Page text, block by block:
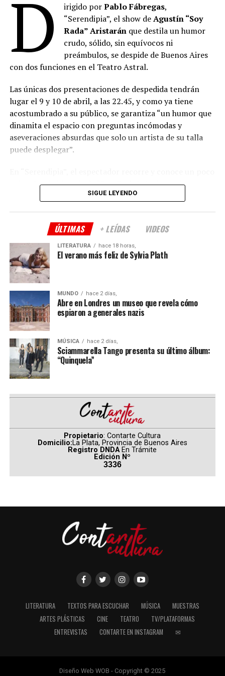
D irigido porPablo Fábregas,
“Serendipia”, el show deAgustín “Soy
Rada” Aristarán que destila un humor
crudo, sólido, sin equívocos ni
preámbulos, se despide de Buenos Aires
con dos funciones en el Teatro Astral.
Las únicas dos presentaciones de despedida tendrán
lugar el 9 y 10 de abril, a las 22.45, y como ya tiene
acostumbrado a su público, se garantiza “un humor que
dinamita el espacio con preguntas incómodas y
aseveraciones absurdas que solo un artista de su talla
puede desplegar”.
más sobre la historia de “Soy Rada” al mismo tiempo
que se divierte y emociona; disfruta de músicos en vivo
evidencia la madurez de un artista multifacético sin
límites. “Serendipia” atraviesa la vida deAgustín “Soy
Rada” Aristarány la de cada uno de los espectadores.
Acompañan a
y coros),Juanjo Gaspari
Vignati(batería).
Comparte esto:
SIGUE LEYENDO
ÚLTIMAS + LEÍDAS VIDEOS
LITERATURA hace 18 horas,
El verano más feliz de Sylvia Plath
MUNDO hace 2 días,
Abre en Londres un museo que revela cómo
espiaron a generales nazis
MÚSICA hace 2 días,
Sciammarella Tango presenta su último álbum:
“Quinquela”
Propietario: Contarte Cultura
Domicilio:La Plata, Provincia de Buenos Aires
Registro DNDA En Trámite
Edición Nº
3336
LITERATURA TEXTOS PARA ESCUCHAR MÚSICA
MUESTRAS
ARTES PLÁSTICAS
CINE TEATRO
TV/PLATAFORMAS
ENTREVISTAS
CONTARTE EN INSTAGRAM ✉
Diseño Web WOB - Copyright © 2025